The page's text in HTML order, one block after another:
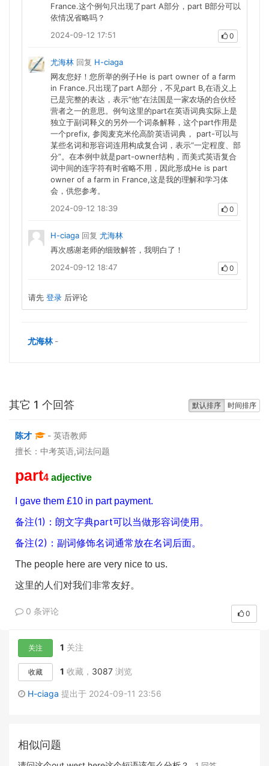
France.这个例句只出现了part A部分，part B部分可以
依情况省略吗？
2024-09-12 17:51
0
尤海林 回复 H-ciaga
网友您好！您所举的例子He is part owner of a farm
in France.只出现了part A部分，不见part B,在语义上
已是完整的表达，表示“他”在法国是一家农场的合伙经
营者之一的意思。例句这里的part在英语词典实际上是
独立于副词释义的另外一个词条解释，这个part作用是
一个prefix, 参阅麦克米伦高阶英语词典， part-可以与
某些名词和形容词连用构成复合词，表示“一定程度、部
分”。在本例中就是part-owner结构，而美式英语复合
词中间的连字符有时省略不用，因此形成He is part
owner of a farm in France,这是我的理解和学习体
会，供您参考。
2024-09-12 18:39
0
H-ciaga 回复 尤海林
再次感谢老师的细致解答，我明白了！
2024-09-12 18:47
0
请先 登录 后评论
尤海林 -
默认排序 时间排序
其它 1 个回答
陈才
- 英语教师
擅长：中考英语,词法问题
part4 adjective
I gave them £10 in part payment.
备注(1)：朗文字典part可以当做形容词使用。
备注(2)：副词修饰名词通常放在名词后面。
The people here are very nice to us.
这里的人们对我们非常友好。
0 条评论 0
关注 1 关注
收藏 1 收藏， 3087 浏览
H-ciaga 提出于 2024-09-11 23:56
相似问题